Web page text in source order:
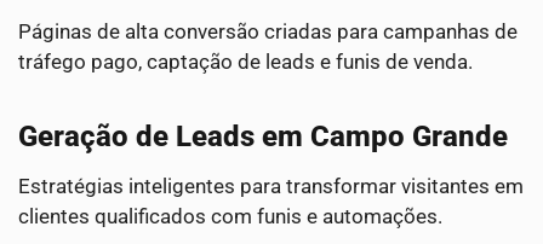
Páginas de alta conversão criadas para campanhas de
tráfego pago, captação de leads e funis de venda.
Geração de Leads em Campo Grande
Estratégias inteligentes para transformar visitantes em
clientes qualificados com funis e automações.